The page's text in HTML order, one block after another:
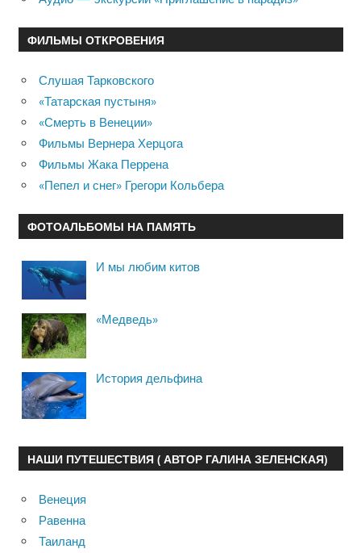
ФИЛЬМЫ ОТКРОВЕНИЯ
Слушая Тарковского
«Татарская пустыня»
«Смерть в Венеции»
Фильмы Вернера Херцога
Фильмы Жака Перрена
«Пепел и снег» Грегори Кольбера
ФОТОАЛЬБОМЫ НА ПАМЯТЬ
И мы любим китов
«Медведь»
История дельфина
НАШИ ПУТЕШЕСТВИЯ ( АВТОР ГАЛИНА ЗЕЛЕНСКАЯ)
Венеция
Равенна
Таиланд